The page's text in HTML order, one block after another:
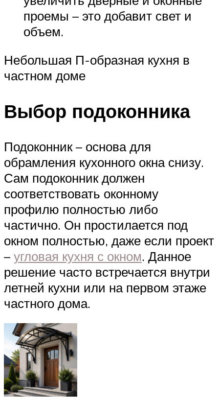
проемы – это добавит свет и
объем.
Небольшая П-образная кухня в
частном доме
Выбор подоконника
Подоконник – основа для
обрамления кухонного окна снизу.
Сам подоконник должен
соответствовать оконному
профилю полностью либо
частично. Он простилается под
окном полностью, даже если проект
– угловая кухня с окном. Данное
решение часто встречается внутри
летней кухни или на первом этаже
частного дома.